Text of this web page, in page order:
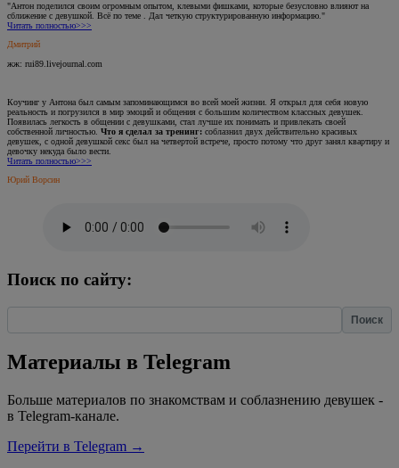
"Антон поделился своим огромным опытом, клевыми фишками, которые безусловно влияют на
сближение с девушкой. Всё по теме . Дал четкую структурированную информацию."
Читать полностью>>>
Дмитрий
жж: rui89.livejournal.com
Коучинг у Антона был самым запоминающимся во всей моей жизни. Я открыл для себя новую
реальность и погрузился в мир эмоций и общения с большим количеством классных девушек.
Появилась легкость в общении с девушками, стал лучше их понимать и привлекать своей
собственной личностью. Что я сделал за тренинг: соблазнил двух действительно красивых
девушек, с одной девушкой секс был на четвертой встрече, просто потому что друг занял квартиру и
девочку некуда было вести.
Читать полностью>>>
Юрий Ворсин
Поиск по сайту:
Материалы в Telegram
Больше материалов по знакомствам и соблазнению девушек -
в Telegram-канале.
Перейти в Telegram →